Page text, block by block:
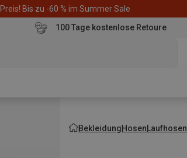
Bis zu -60 % im Summer Sale
100 Tage kostenlose Retoure
BekleidungHosenLaufhosen